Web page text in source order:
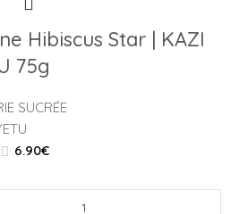
Hibiscus Star | KAZI
75g
SUCRÉE
6.90€